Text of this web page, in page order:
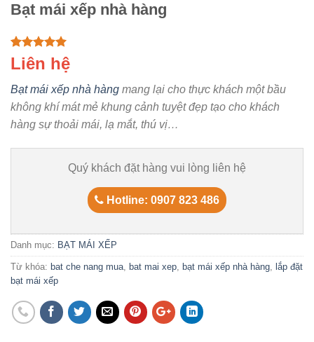
Bạt mái xếp nhà hàng
Rated5.00
out of 5
1
customer
rating
Liên hệ
Bạt mái xếp nhà hàng mang lại cho thực khách một bầu
không khí mát mẻ khung cảnh tuyệt đẹp tạo cho khách
hàng sự thoải mái, lạ mắt, thú vị…
Quý khách đặt hàng vui lòng liên hệ
Hotline: 0907 823 486
Danh mục: BẠT MÁI XẾP
Từ khóa: bat che nang mua, bat mai xep, bạt mái xếp nhà hàng, lắp đặt
bạt mái xếp